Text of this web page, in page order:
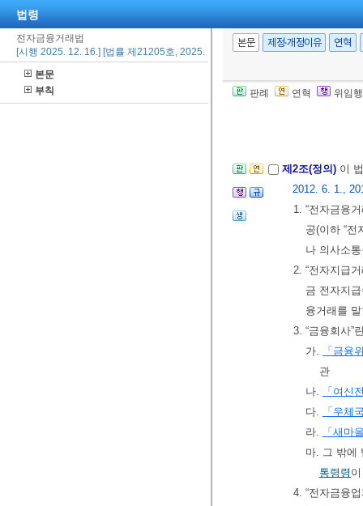
법령
전자금융거래법
[시행 2025. 12. 16.] [법률 제21205호, 2025. 12. 16., 일부개정]
본문
부칙
본문 제정·개정이유 연혁
판례 연혁 위임
제1조(목적)이
제2조(정의) 이
2012. 6. 1.,
1. “전자금융
공(이하 “
나 의사소
2. “전자지급
금 전자지
융거래를
3. “금융회사”
가.
「금융
관
나.
「여신
다.
「우체
라.
「새마
마. 그 밖에
통령령
4. “전자금융